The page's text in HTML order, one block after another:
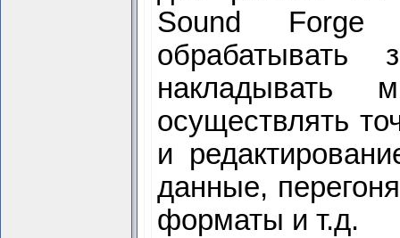
Sound Forge
обрабатывать
накладывать
осуществлять
и
данные,
форматы и т.д.